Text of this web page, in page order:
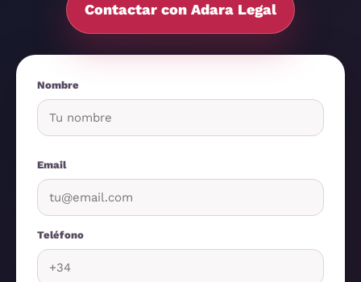
Contactar con Adara Legal
Nombre
Email
Teléfono